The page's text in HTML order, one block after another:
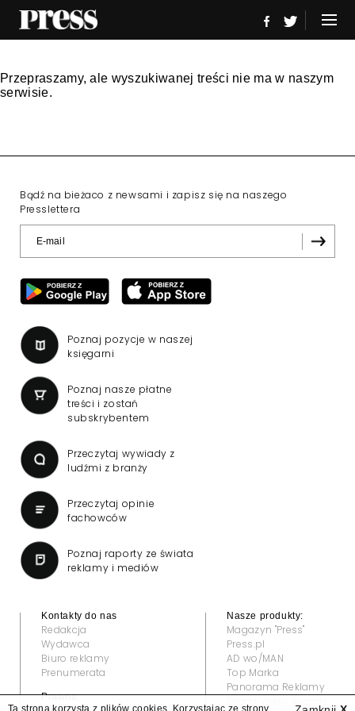
Przepraszamy, ale wyszukiwanej treści nie ma w naszym
serwisie.
Bądź na bieżaco z newsami i zapisz się na naszego
Presslettera
Poznaj pozycje w naszej
księgarni
Poznaj nasze płatne
treści i zostań
subskrybentem
Przeczytaj wywiady z
ludźmi z branży
Przeczytaj opinie
fachowców
Poznaj raporty ze świata
reklamy i mediów
Kontakty do nas
Redakcja
Wydawca
Biuro reklamy
Prenumerata
Prawne:
Nasze produkty:
Magazyn "Press"
Press.pl
AD wo/MAN
Top Marka
Panorama Reklamy
Ta strona korzysta z plików cookies. Korzystając ze strony